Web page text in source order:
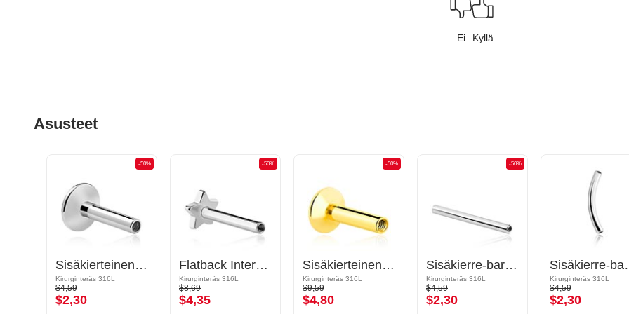
Ei Kyllä
Asusteet
-50%
Sisäkierteinen labret-puikko (kirurginen teräs, hopea, kiiltävä pinta)
Kirurginteräs 316L
$4,59
$2,30
-50%
Flatback Internally Threaded Labret Pin (surgical steel, silver, shiny finish)
Kirurginteräs 316L
$8,69
$4,35
-50%
Sisäkierteinen labret-puikko (kirurginen teräs, kulta, kiiltävä pinta)
Kirurginteräs 316L
$9,59
$4,80
-50%
Sisäkierre-barbell-puikko
Kirurginteräs 316L
$4,59
$2,30
Kirurginteräs 316L
$4,59
$2,30